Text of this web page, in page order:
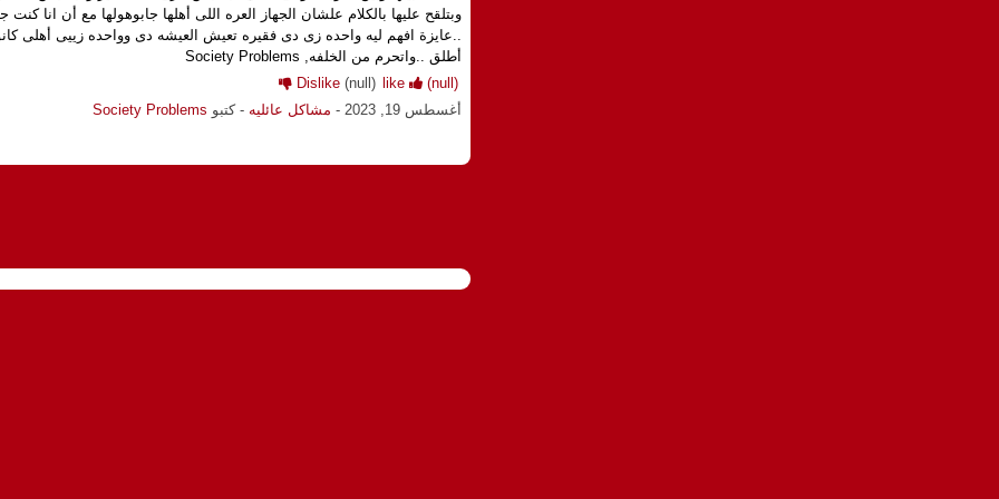
وبتلقح عليها بالكلام علشان الجهاز العره اللى أهلها جابوهولها مع أن انا
..عايزة افهم ليه واحده زى دى فقيره تعيش العيشه دى وواحده زييى أهلى
أطلق ..واتحرم من الخلفه, Society Problems
like
(null)
(null)
Dislike
أغسطس 19, 2023
- مشاكل عائليه - كتبو Society Problems